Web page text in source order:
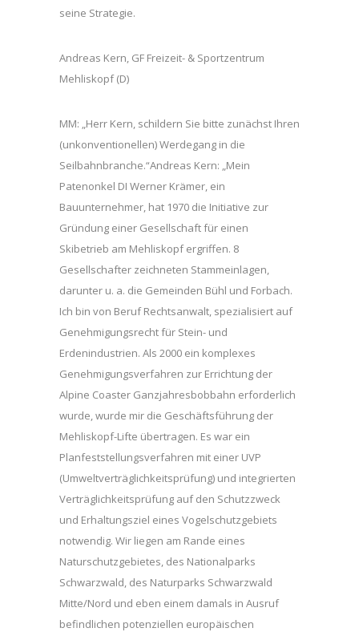
seine Strategie.
Andreas Kern, GF Freizeit- & Sportzentrum
Mehliskopf (D)
MM: „Herr Kern, schildern Sie bitte zunächst Ihren
(unkonventionellen) Werdegang in die
Seilbahnbranche.“Andreas Kern: „Mein
Patenonkel DI Werner Krämer, ein
Bauunternehmer, hat 1970 die Initiative zur
Gründung einer Gesellschaft für einen
Skibetrieb am Mehliskopf ergriffen. 8
Gesellschafter zeichneten Stammeinlagen,
darunter u. a. die Gemeinden Bühl und Forbach.
Ich bin von Beruf Rechtsanwalt, spezialisiert auf
Genehmigungsrecht für Stein- und
Erdenindustrien. Als 2000 ein komplexes
Genehmigungsverfahren zur Errichtung der
Alpine Coaster Ganzjahresbobbahn erforderlich
wurde, wurde mir die Geschäftsführung der
Mehliskopf-Lifte übertragen. Es war ein
Planfeststellungsverfahren mit einer UVP
(Umweltverträglichkeitsprüfung) und integrierten
Verträglichkeitsprüfung auf den Schutzzweck
und Erhaltungsziel eines Vogelschutzgebiets
notwendig. Wir liegen am Rande eines
Naturschutzgebietes, des Nationalparks
Schwarzwald, des Naturparks Schwarzwald
Mitte/Nord und eben einem damals in Ausruf
befindlichen potenziellen europäischen